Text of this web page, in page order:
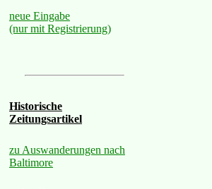
neue Eingabe
(nur mit Registrierung)
Historische
Zeitungsartikel
zu Auswanderungen nach
Baltimore